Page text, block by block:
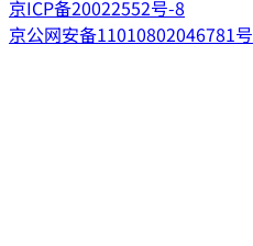
京ICP备20022552号-8
京公网安备11010802046781号